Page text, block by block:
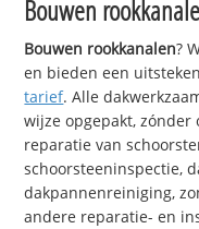
Bouwen
Bouwen rookkanalen?
en bieden een
tarief. Alle
wijze opgepakt, zónder
reparatie van
schoorsteeninspectie,
dakpannenreiniging,
andere reparatie- en